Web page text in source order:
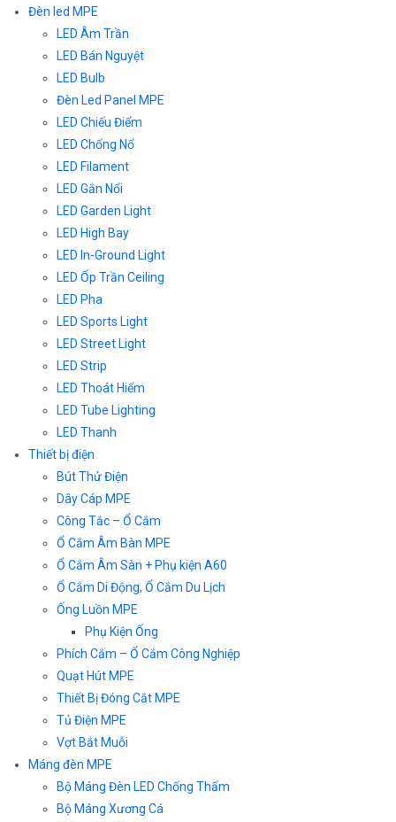
Đèn led MPE
LED Âm Trần
LED Bán Nguyệt
LED Bulb
Đèn Led Panel MPE
LED Chiếu Điểm
LED Chống Nổ
LED Filament
LED Gắn Nổi
LED Garden Light
LED High Bay
LED In-Ground Light
LED Ốp Trần Ceiling
LED Pha
LED Sports Light
LED Street Light
LED Strip
LED Thoát Hiểm
LED Tube Lighting
LED Thanh
Thiết bị điện
Bút Thử Điện
Dây Cáp MPE
Công Tắc – Ổ Cắm
Ổ Cắm Âm Bàn MPE
Ổ Cắm Âm Sàn + Phụ kiện A60
Ổ Cắm Di Động, Ổ Cắm Du Lịch
Ống Luồn MPE
Phụ Kiện Ống
Phích Cắm – Ổ Cắm Công Nghiệp
Quạt Hút MPE
Thiết Bị Đóng Cắt MPE
Tủ Điện MPE
Vợt Bắt Muỗi
Máng đèn MPE
Bộ Máng Đèn LED Chống Thấm
Bộ Máng Xương Cá